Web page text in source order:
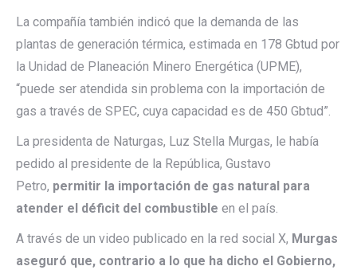
La compañía también indicó que la demanda de las
plantas de generación térmica, estimada en 178 Gbtud por
la Unidad de Planeación Minero Energética (UPME),
“puede ser atendida sin problema con la importación de
gas a través de SPEC, cuya capacidad es de 450 Gbtud”.
La presidenta de Naturgas, Luz Stella Murgas, le había
pedido al presidente de la República, Gustavo
Petro, permitir la importación de gas natural para
atender el déficit del combustible en el país.
A través de un video publicado en la red social X, Murgas
aseguró que, contrario a lo que ha dicho el Gobierno,